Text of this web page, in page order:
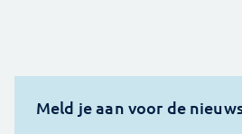
Meld je aan voor de